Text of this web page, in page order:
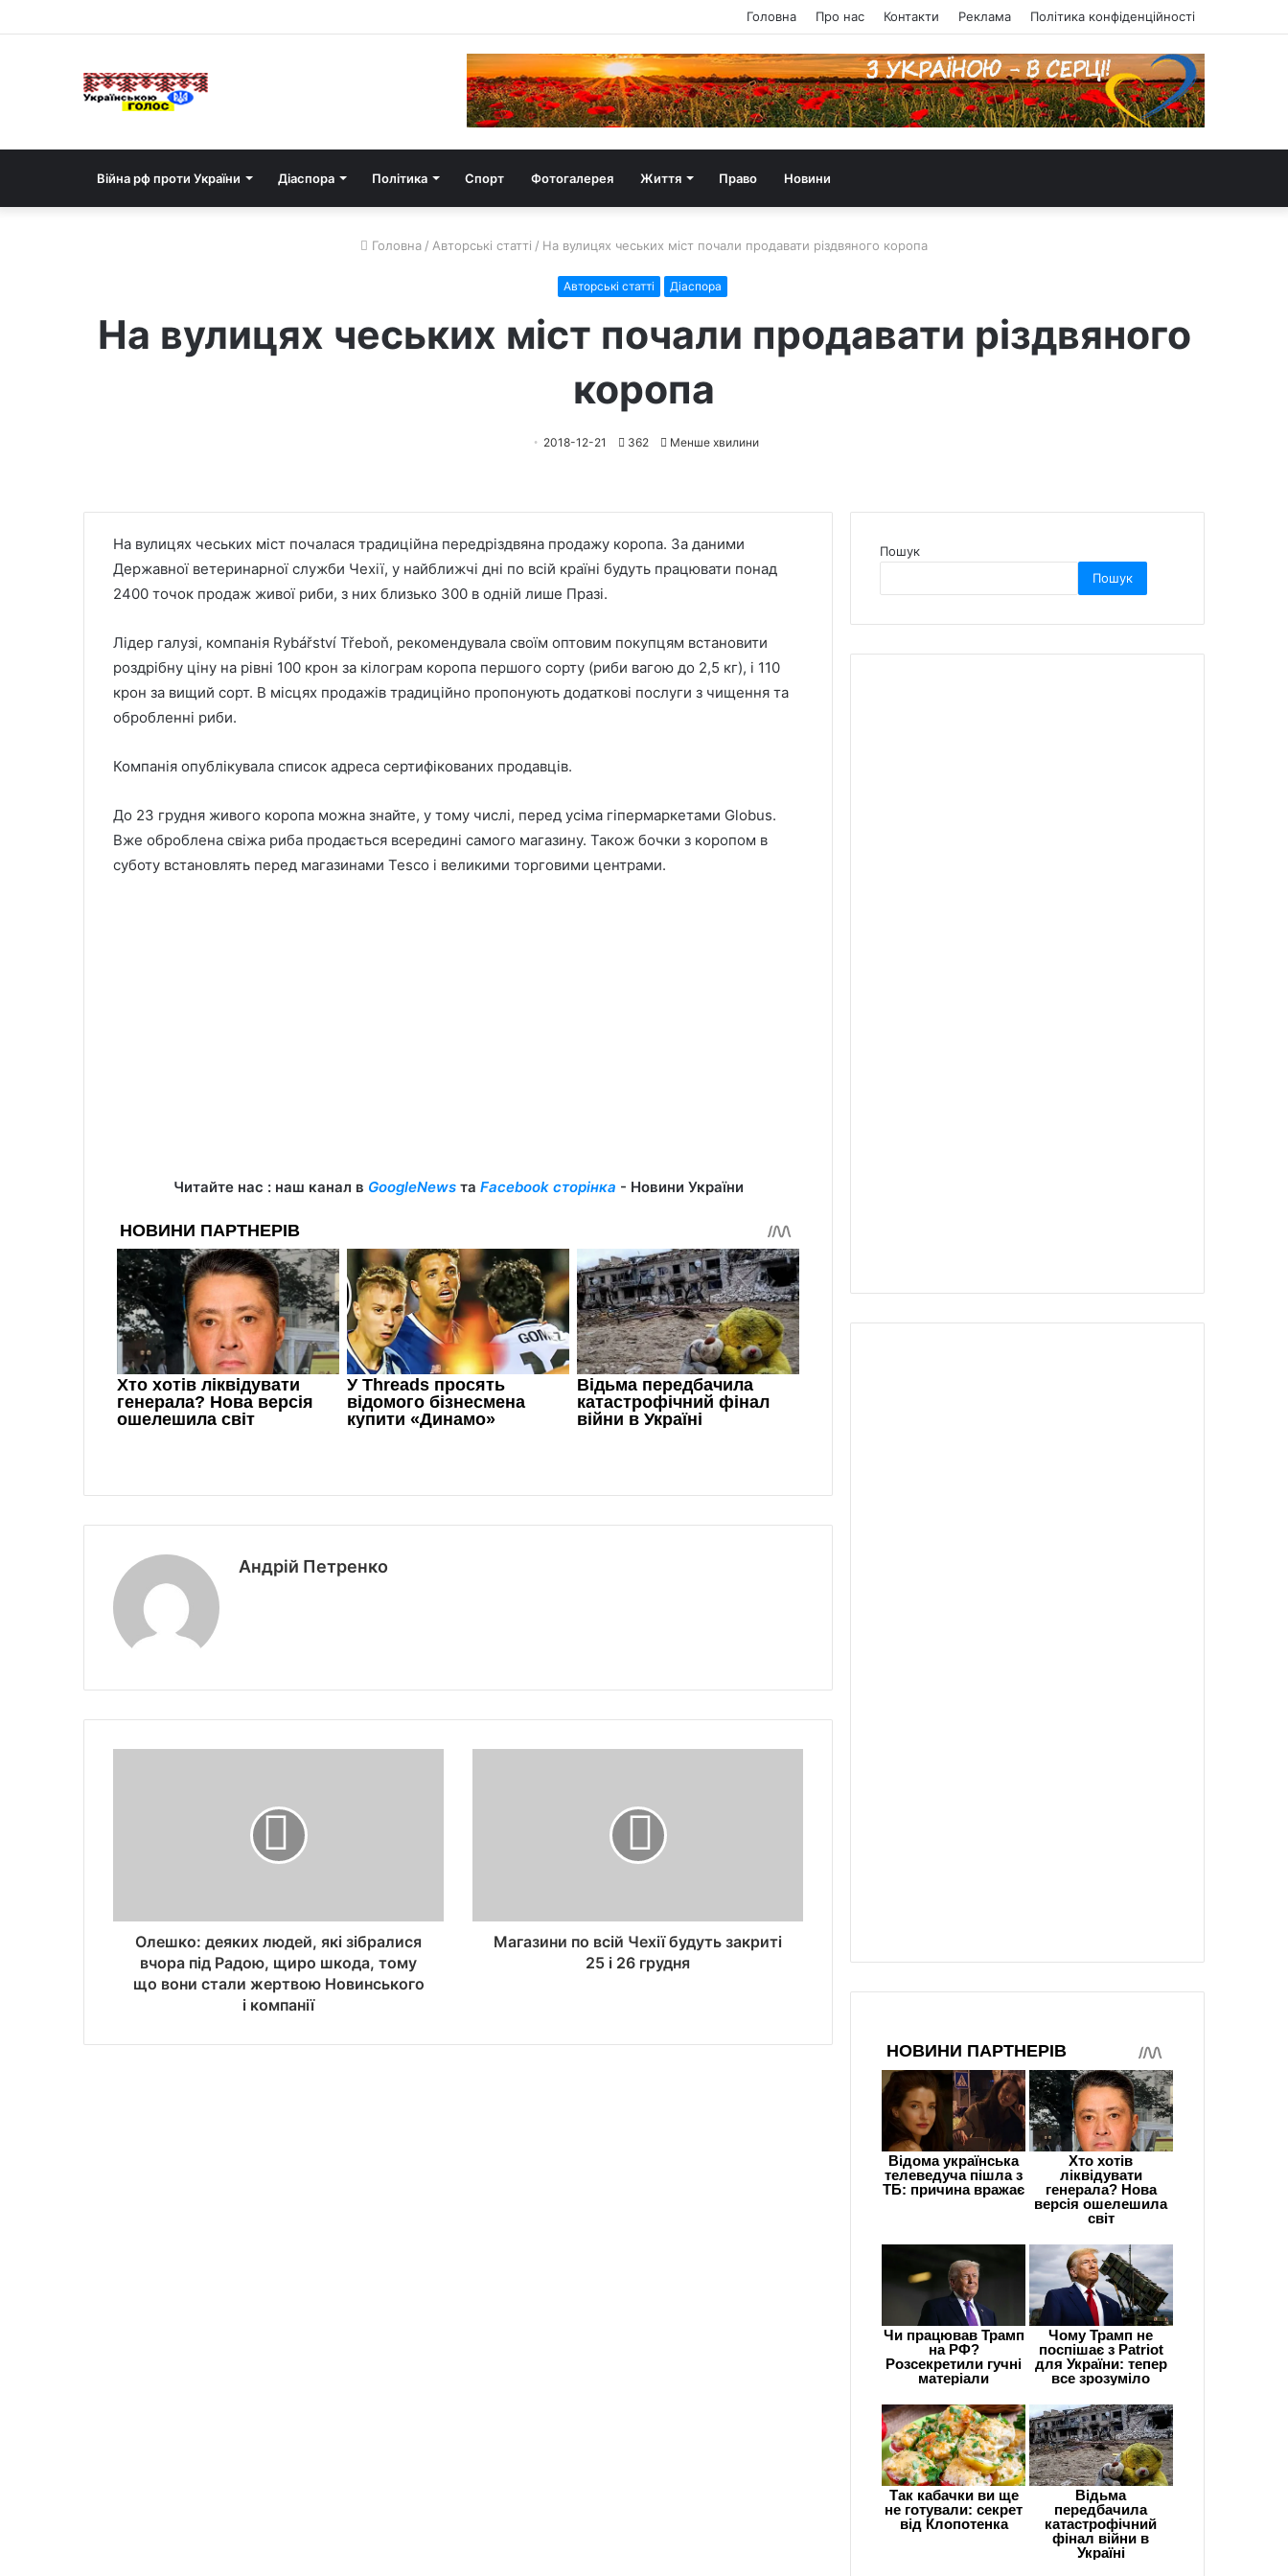
Головна Про нас Контакти Реклама Політика конфіденційності
Війна рф проти України Діаспора Політика Спорт Фотогалерея Життя Право Новини
Головна / Авторські статті / На вулицях чеських міст почали продавати різдвяного коропа
Авторські статті Діаспора
На вулицях чеських міст почали продавати різдвяного
коропа
2018-12-21 362 Менше хвилини
На вулицях чеських міст почалася традиційна передріздвяна продажу коропа. За даними
Державної ветеринарної служби Чехії, у найближчі дні по всій країні будуть працювати понад
2400 точок продаж живої риби, з них близько 300 в одній лише Празі.
Лідер галузі, компанія Rybářství Třeboň, рекомендувала своїм оптовим покупцям встановити
роздрібну ціну на рівні 100 крон за кілограм коропа першого сорту (риби вагою до 2,5 кг), і 110
крон за вищий сорт. В місцях продажів традиційно пропонують додаткові послуги з чищення та
обробленні риби.
Компанія опублікувала список адреса сертифікованих продавців.
До 23 грудня живого коропа можна знайте, у тому числі, перед усіма гіпермаркетами Globus.
Вже оброблена свіжа риба продається всередині самого магазину. Також бочки з коропом в
суботу встановлять перед магазинами Tesco і великими торговими центрами.
Читайте нас : наш канал в GoogleNewsта Facebook сторінка - Новини України
Андрій Петренко
Олешко: деяких людей, які зібралися
вчора під Радою, щиро шкода, тому
що вони стали жертвою Новинського
і компанії
Магазини по всій Чехії будуть закриті
25 і 26 грудня
Пошук
Пошук